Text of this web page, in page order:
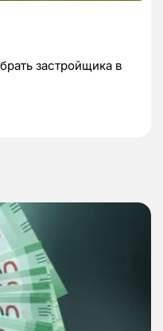
застройщика в